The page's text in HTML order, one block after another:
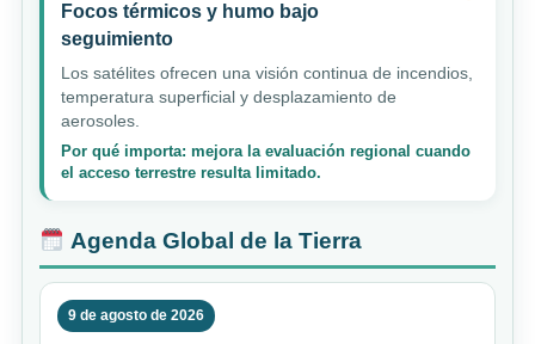
Focos térmicos y humo bajo
seguimiento
Los satélites ofrecen una visión continua de incendios,
temperatura superficial y desplazamiento de
aerosoles.
Por qué importa: mejora la evaluación regional cuando
el acceso terrestre resulta limitado.
Agenda Global de la Tierra
9 de agosto de 2026